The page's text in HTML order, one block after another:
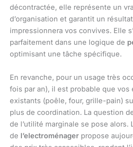
décontractée, elle représente un
d’organisation et garantit un
impressionnera vos convives. Elle
parfaitement dans une logique de
optimisant une tâche spécifique.
En revanche, pour un usage très
fois par an), il est probable que vos
existants (poêle, four, grille-pain)
plus de coordination. La question
de l’utilité marginale se pose alors.
de l’electroménager propose